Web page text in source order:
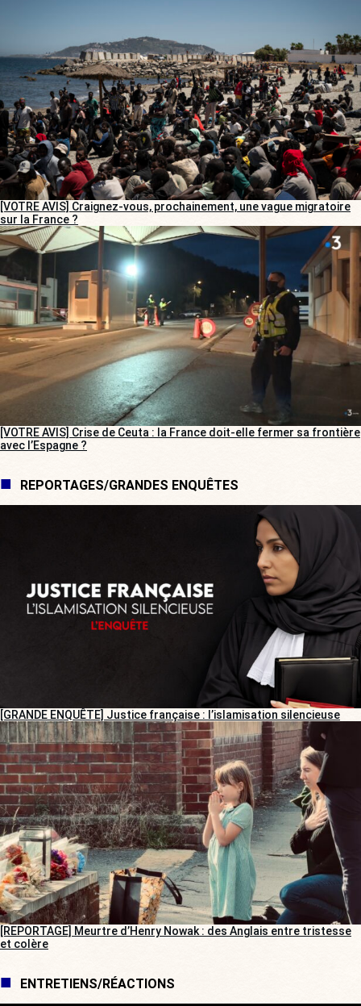
[VOTRE AVIS] Craignez-vous, prochainement, une vague migratoire
sur la France ?
[VOTRE AVIS] Crise de Ceuta : la France doit-elle fermer sa frontière
avec l’Espagne ?
REPORTAGES/GRANDES ENQUÊTES
[GRANDE ENQUÊTE] Justice française : l’islamisation silencieuse
[REPORTAGE] Meurtre d’Henry Nowak : des Anglais entre tristesse
et colère
ENTRETIENS/RÉACTIONS